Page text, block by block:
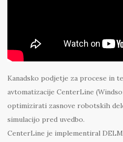
Kanadsko podjetje za procese in
avtomatizacije CenterLine
optimizirati zasnove robotskih
simulacijo pred uvedbo.
CenterLine je implementiral